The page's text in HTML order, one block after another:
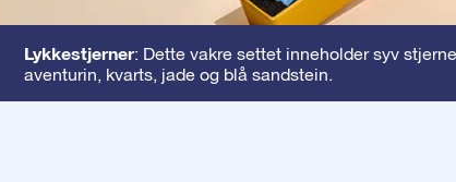
Lykkestjerner: Dette vakre settet inneholder syv
aventurin, kvarts, jade og blå sandstein.